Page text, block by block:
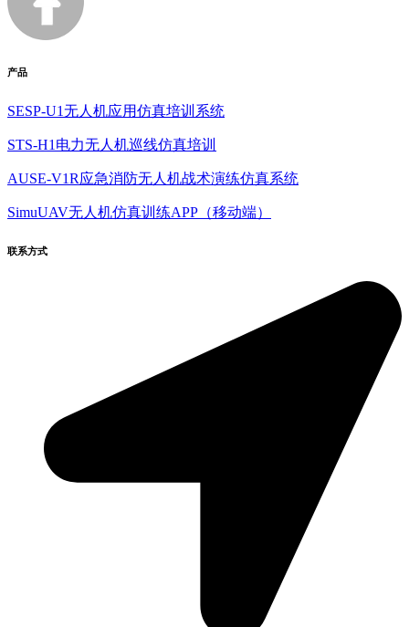
产品
SESP-U1无人机应用仿真培训系统
STS-H1电力无人机巡线仿真培训
AUSE-V1R应急消防无人机战术演练仿真系统
SimuUAV无人机仿真训练APP（移动端）
联系方式